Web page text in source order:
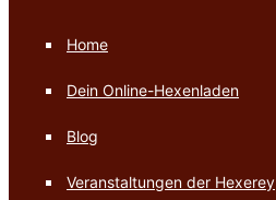
Home
Dein Online-Hexenladen
Blog
Veranstaltungen der Hexerey